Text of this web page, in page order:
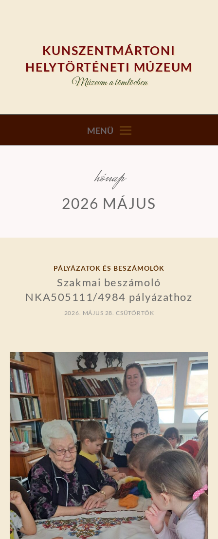
KUNSZENTMÁRTONI
HELYTÖRTÉNETI MÚZEUM
Múzeum a tömlöcben
MENÜ
hónap
2026 MÁJUS
PÁLYÁZATOK ÉS BESZÁMOLÓK
Szakmai beszámoló
NKA505111/4984 pályázathoz
2026. MÁJUS 28. CSÜTÖRTÖK